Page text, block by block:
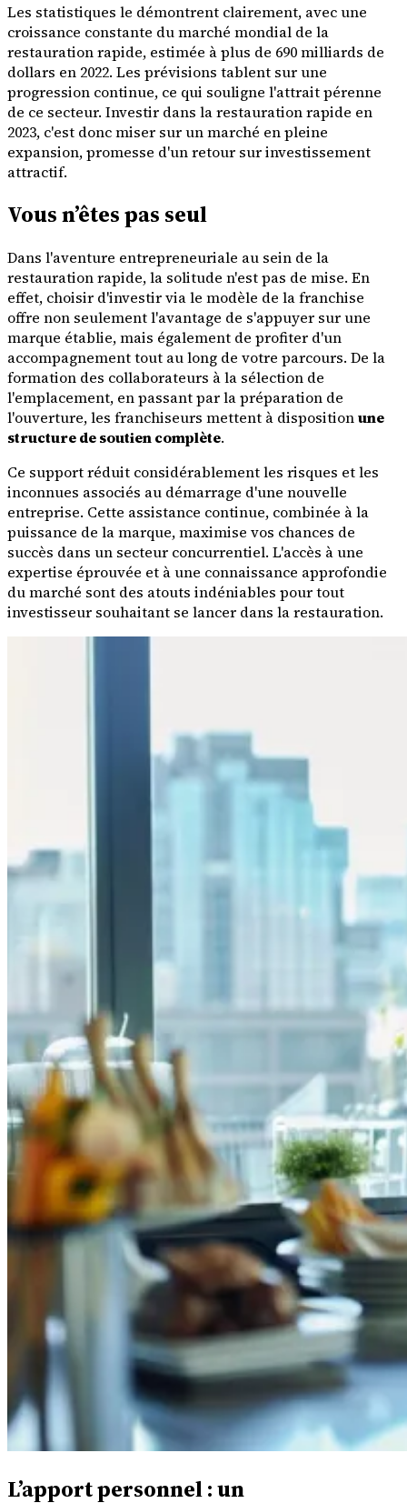
Les statistiques le démontrent clairement, avec une
croissance constante du marché mondial de la
restauration rapide, estimée à plus de 690 milliards de
dollars en 2022. Les prévisions tablent sur une
progression continue, ce qui souligne l'attrait pérenne
de ce secteur. Investir dans la restauration rapide en
2023, c'est donc miser sur un marché en pleine
expansion, promesse d'un retour sur investissement
attractif.
Vous n’êtes pas seul
Dans l'aventure entrepreneuriale au sein de la
restauration rapide, la solitude n'est pas de mise. En
effet, choisir d'investir via le modèle de la franchise
offre non seulement l'avantage de s'appuyer sur une
marque établie, mais également de profiter d'un
accompagnement tout au long de votre parcours. De la
formation des collaborateurs à la sélection de
l'emplacement, en passant par la préparation de
l'ouverture, les franchiseurs mettent à dispositionune
structure de soutien complète.
Ce support réduit considérablement les risques et les
inconnues associés au démarrage d'une nouvelle
entreprise. Cette assistance continue, combinée à la
puissance de la marque, maximise vos chances de
succès dans un secteur concurrentiel. L'accès à une
expertise éprouvée et à une connaissance approfondie
du marché sont des atouts indéniables pour tout
investisseur souhaitant se lancer dans la restauration.
L’apport personnel : un